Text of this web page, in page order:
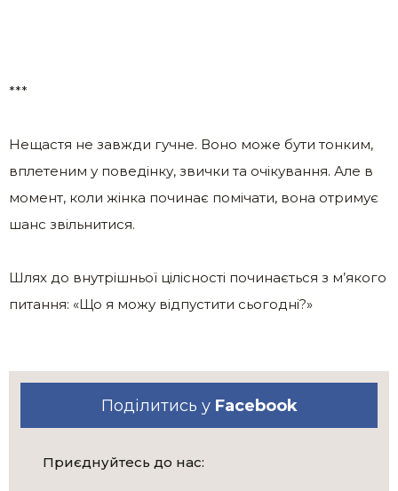
***
Нещастя не завжди гучне. Воно може бути тонким,
вплетеним у поведінку, звички та очікування. Але в
момент, коли жінка починає помічати, вона отримує
шанс звільнитися.
Шлях до внутрішньої цілісності починається з м’якого
питання: «Що я можу відпустити сьогодні?»
Поділитись у Facebook
Приєднуйтесь до нас: